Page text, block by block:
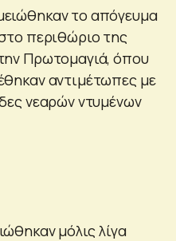
το απόγευμα
περιθώριο της
Πρωτομαγιά, όπου
αντιμέτωπες με
νεαρών ντυμένων
μόλις λίγα